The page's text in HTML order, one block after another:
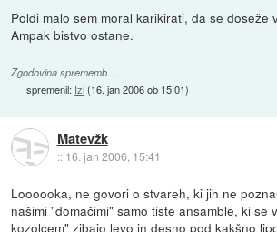
Poldi malo sem moral karikirati, da se doseže
Ampak bistvo ostane.
Zgodovina sprememb…
spremenil: Izi(16. jan 2006 ob 15:01)
Matevžk
:: 16. jan 2006, 15:41
Loooooka, ne govori o stvareh, ki jih ne
našimi "domačimi" samo tiste ansamble, ki se
kozolcem" zibajo levo in desno pod kakšno